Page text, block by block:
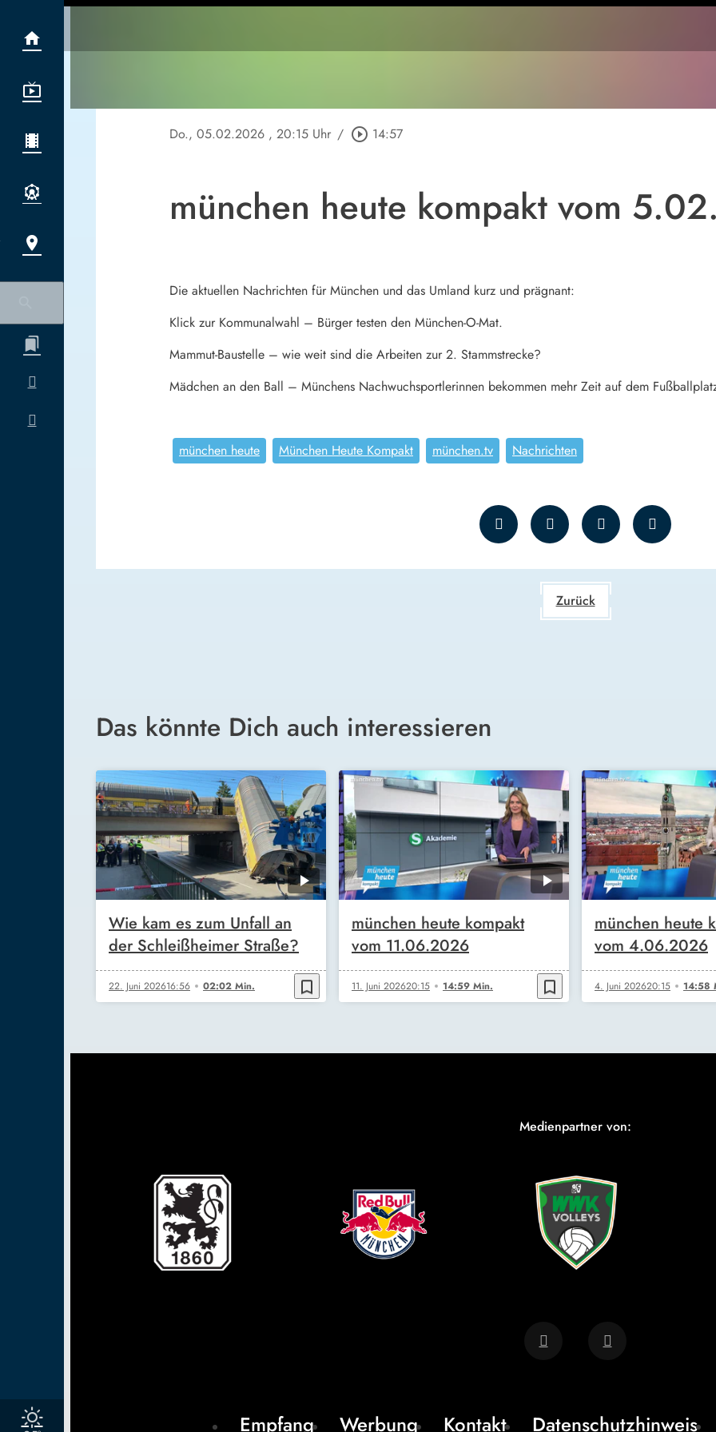
Do., 05.02.2026 , 20:15 Uhr / play_circle_outline 14:57
münchen heute kompakt vom
Die aktuellen Nachrichten für München und das Umland kurz und prägnant:
Klick zur Kommunalwahl – Bürger testen den München-O-Mat.
Mammut-Baustelle – wie weit sind die Arbeiten zur 2. Stammstrecke?
Mädchen an den Ball – Münchens Nachwuchsportlerinnen bekommen mehr Zeit auf dem
münchen heute München Heute Kompakt münchen.tv Nachrichten
Zurück
Das könnte Dich auch interessieren
Wie kam es zum Unfall an
der Schleißheimer Straße?
22. Juni 202616:56 02:02 Min. bookmark_border
münchen heute kompakt
vom 11.06.2026
11. Juni 202620:15 14:59 Min. bookmark_border
münchen heute
vom 4.06.2026
4. Juni 202620:15 14:58
Medienpartner von:
Empfang Werbung Kontakt Datenschutzhinweis